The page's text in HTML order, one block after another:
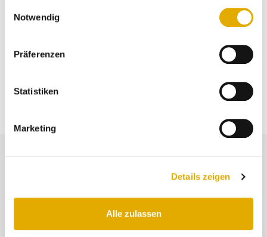
Notwendig
Präferenzen
Statistiken
Marketing
Details zeigen
Alle zulassen
Für Ihr Unternehmen